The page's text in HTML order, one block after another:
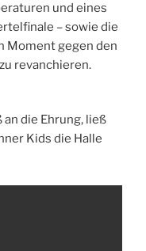
und eines
– sowie die
Moment gegen den
revanchieren.
die Ehrung, ließ
Kids die Halle